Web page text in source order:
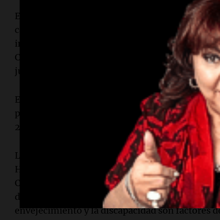
El cambio de criterio se apoya en el fallo dictado
causa “García, María Isabel c/ AFIP s/ acción
inconstitucionalidad”, conocido como “fallo
Corte declaró inconstitucional el cobro del
jubilación de la demandante.
En aquel caso, la jubilada tenía 79 añosal
padecía graves problemas de salud y sufría
29,33% y el 31,94% de su haber previsional.
Los jueces Horacio Rosatti, Ricardo Lorenzetti,
Highton de Nolasco sostuvieron que el
Constitución Nacional impide establecer
discriminatorias entre contribuyentes.
envejecimiento y la discapacidad son factores